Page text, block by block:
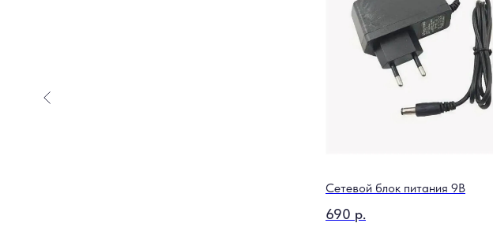
Сетевой блок питания 9В
690 р.